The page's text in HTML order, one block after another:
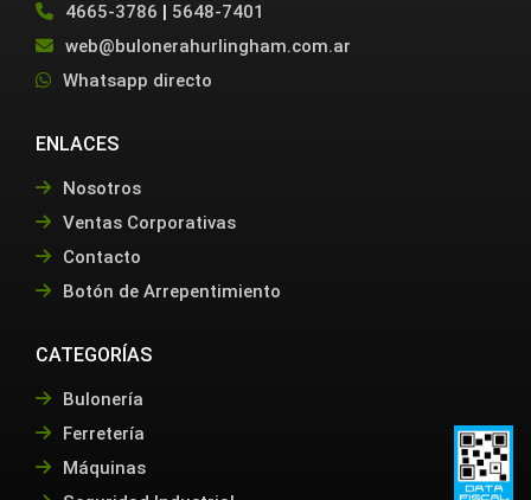
4665-3786 | 5648-7401
web@bulonerahurlingham.com.ar
Whatsapp directo
ENLACES
Nosotros
Ventas Corporativas
Contacto
Botón de Arrepentimiento
CATEGORÍAS
Bulonería
Ferretería
Máquinas